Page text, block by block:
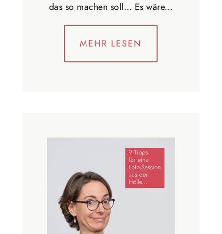
das so machen soll… Es wäre...
MEHR LESEN